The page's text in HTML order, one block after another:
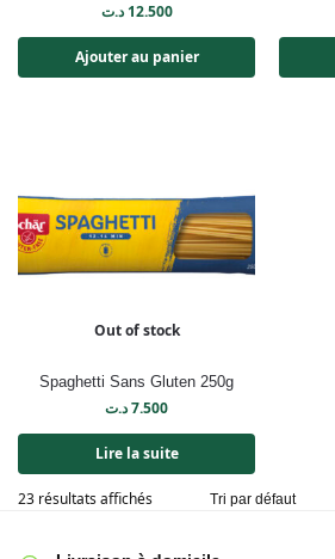
12.500 د.ت
Ajouter au panier
Out of stock
Spaghetti Sans Gluten 250g
7.500د.ت
Lire la suite
23 résultats affichés